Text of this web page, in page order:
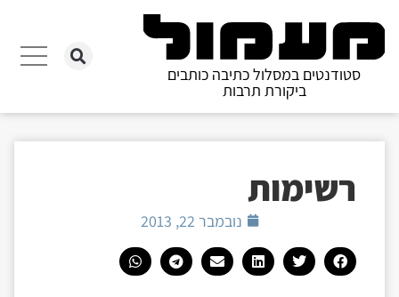
סטודנטים במסלול כתיבה כותבים
ביקורת תרבות
רשימות
נובמבר 22, 2013